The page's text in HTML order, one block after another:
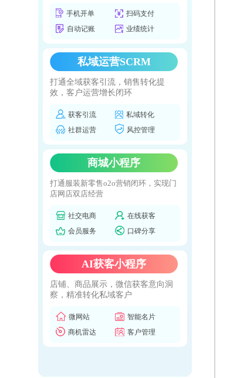
手机开单
扫码支付
自动记账
业绩统计
私域运营SCRM
打通全域获客引流，销售转化提
效，客户运营增长闭环
获客引流
私域转化
社群运营
风控管理
商城小程序
打通服装新零售o2o营销闭环，实现门
店网店双店经营
社交电商
在线获客
会员服务
口碑分享
AI获客小程序
店铺、商品展示，微信获客意向洞
察，精准转化私域客户
微网站
智能名片
商机雷达
客户管理